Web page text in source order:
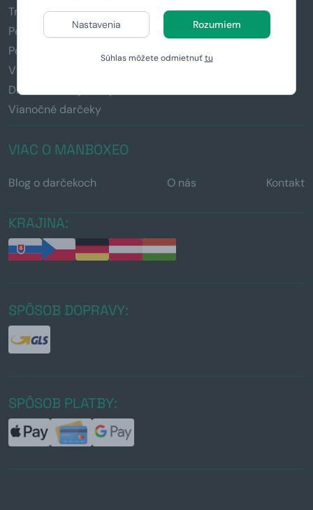
Nastavenia Rozumiem
Súhlas môžete odmietnuťtu
Tričká s potlačou
Personalizované darčeky
Pollitre s potlačou
Vychytávky & Gadgety
Drevené voňajúce kytice
Vianočné darčeky
VIAC O MANBOXEO
Blog o darčekoch O nás Kontakt
KRAJINA:
SPÔSOB DOPRAVY:
SPÔSOB PLATBY: